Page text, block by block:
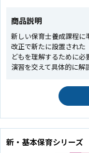
商品説明
新しい保育士養成課程に
改正で新たに設置された
どもを理解するために
演習を交えて具体的に解
新・基本保育シリー